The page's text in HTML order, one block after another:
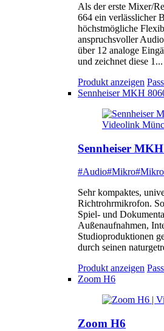
Als der erste Mixer/
664 ein verlässlicher
höchstmögliche
anspruchsvoller
über 12 analoge
und zeichnet diese 1...
Produkt anzeigen
Sennheiser MKH
Sennheiser
#Audio#Mikro
Sehr kompaktes,
Richtrohrmikrofon.
Spiel- und
Außenaufnahmen,
Studioproduktionen
durch seinen
Produkt anzeigen
Zoom H6
Zoom H6